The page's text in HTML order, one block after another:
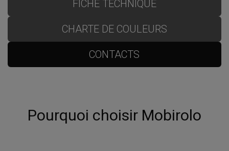
FICHE TECHNIQUE
CHARTE DE COULEURS
CONTACTS
Pourquoi choisir Mobirolo